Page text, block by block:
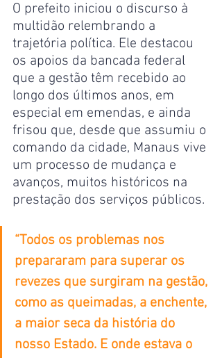
O prefeito iniciou o discurso à
multidão relembrando a
trajetória política. Ele destacou
os apoios da bancada federal
que a gestão têm recebido ao
longo dos últimos anos, em
especial em emendas, e ainda
frisou que, desde que assumiu o
comando da cidade, Manaus vive
um processo de mudança e
avanços, muitos históricos na
prestação dos serviços públicos.
“Todos os problemas nos
prepararam para superar os
revezes que surgiram na gestão,
como as queimadas, a enchente,
a maior seca da história do
nosso Estado. E onde estava o